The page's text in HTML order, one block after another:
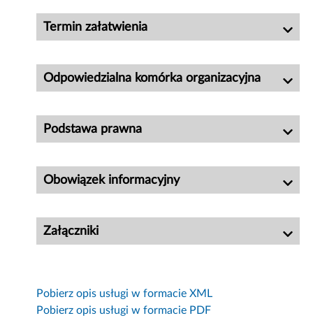
Termin załatwienia
Odpowiedzialna komórka organizacyjna
Podstawa prawna
Obowiązek informacyjny
Załączniki
Pobierz opis usługi w formacie XML
Pobierz opis usługi w formacie PDF